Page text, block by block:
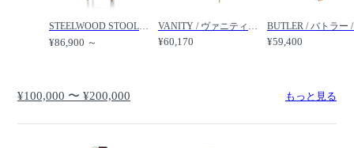
STEELWOOD STOOL / スティールウッド スツール / Magis / マジス
¥86,900 ～
VANITY / ヴァニティ CS/5111-P / Calligaris / カリガリス
¥60,170 ¥59,400
¥100,000 〜 ¥200,000 もっと見る